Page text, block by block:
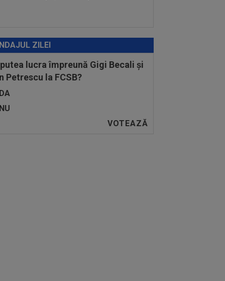
ZILEI
lucra împreună Gigi Becali și
Petrescu la FCSB?
DA
NU